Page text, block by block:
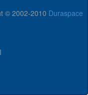
© 2002-2010 Duraspace